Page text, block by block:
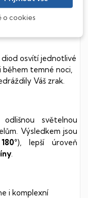
a především nabízí
osvítí jednotlivé
temné noci,
Váš zrak.
světelnou
Výsledkem jsou
180°), lepší úroveň
i komplexní
o cookies